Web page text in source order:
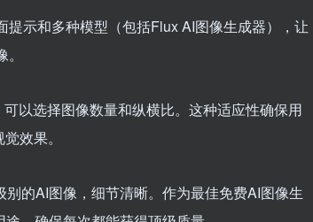
提示和多种模型（包括Flux AI图像生成器），让
以选择图像数量和纵横比。这种适应性确保用
效果。
的AI图像，细节清晰。作为最佳免费AI图像生